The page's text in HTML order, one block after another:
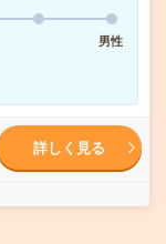
男性
詳しく見る